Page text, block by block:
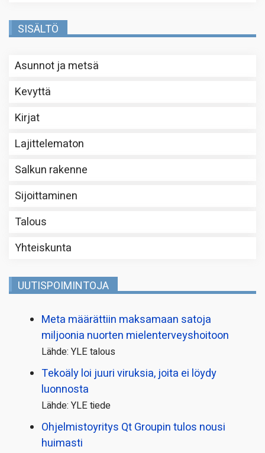
SISÄLTÖ
Asunnot ja metsä
Kevyttä
Kirjat
Lajittelematon
Salkun rakenne
Sijoittaminen
Talous
Yhteiskunta
UUTISPOIMINTOJA
Meta määrättiin maksamaan satoja
miljoonia nuorten mielenterveyshoitoon
Lähde: YLE talous
Tekoäly loi juuri viruksia, joita ei löydy
luonnosta
Lähde: YLE tiede
Ohjelmistoyritys Qt Groupin tulos nousi
huimasti